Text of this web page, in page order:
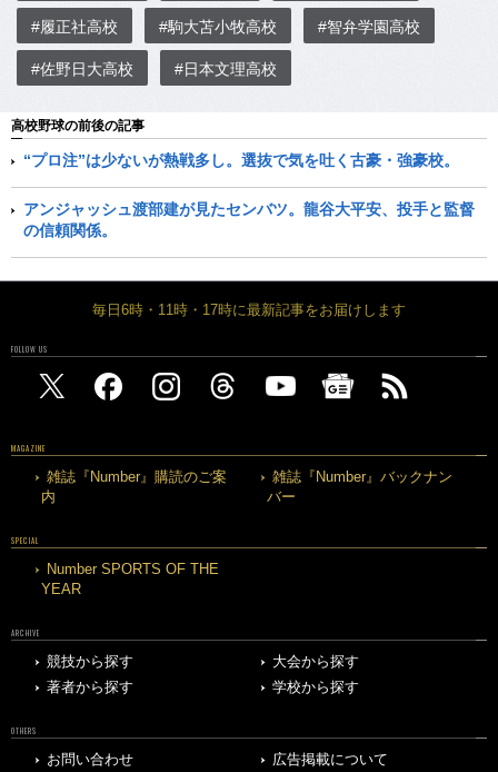
#履正社高校 #駒大苫小牧高校 #智弁学園高校
#佐野日大高校 #日本文理高校
高校野球の前後の記事
“プロ注”は少ないが熱戦多し。選抜で気を吐く古豪・強豪校。
アンジャッシュ渡部建が見たセンバツ。龍谷大平安、投手と監督
の信頼関係。
毎日6時・11時・17時に最新記事をお届けします
FOLLOW US
MAGAZINE
雑誌『Number』購読のご案
内
雑誌『Number』バックナン
バー
SPECIAL
Number SPORTS OF THE
YEAR
ARCHIVE
競技から探す
大会から探す
著者から探す
学校から探す
OTHERS
お問い合わせ 広告掲載について